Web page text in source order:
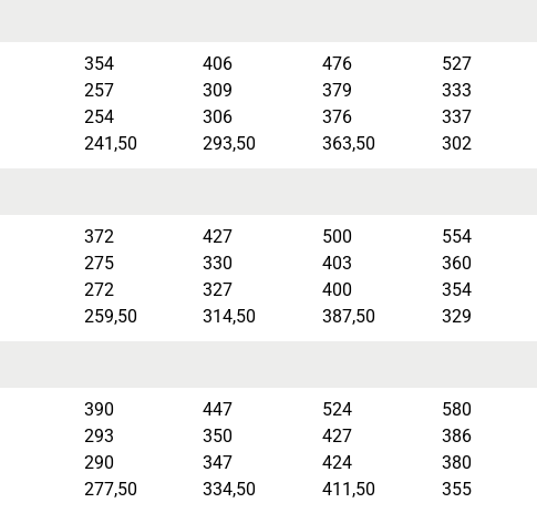
354
257
254
241,50
406
309
306
293,50
476
379
376
363,50
527
333
337
302
372
275
272
259,50
427
330
327
314,50
500
403
400
387,50
554
360
354
329
390
293
290
277,50
447
350
347
334,50
524
427
424
411,50
580
386
380
355